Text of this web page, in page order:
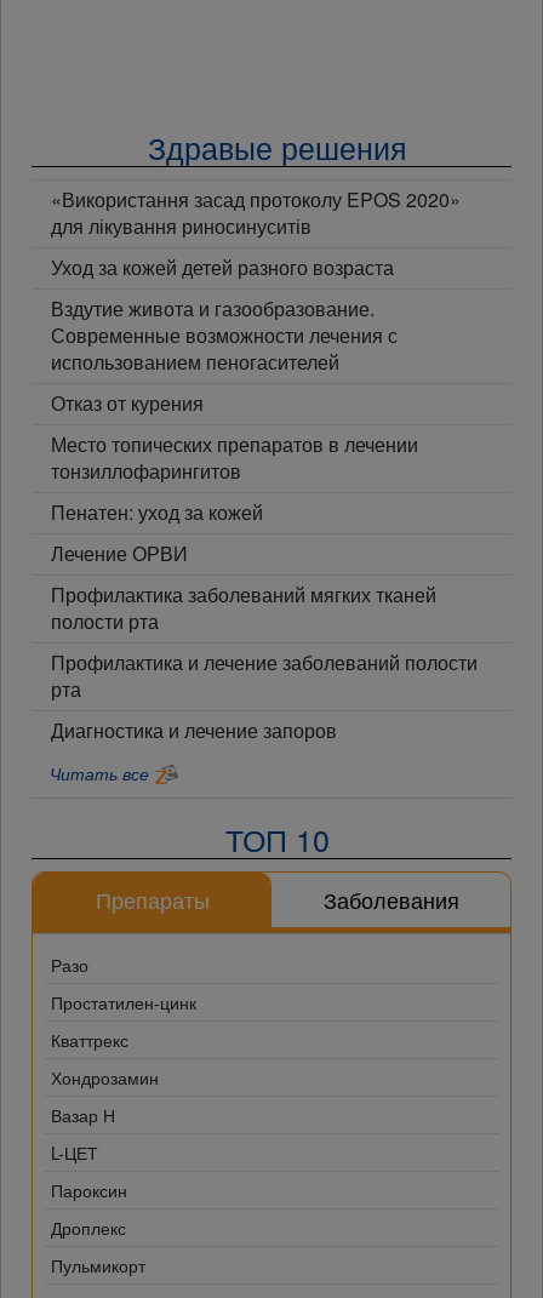
Здравые решения
«Використання засад протоколу EPOS 2020»
для лікування риносинуситів
Уход за кожей детей разного возраста
Вздутие живота и газообразование.
Современные возможности лечения с
использованием пеногасителей
Отказ от курения
Место топических препаратов в лечении
тонзиллофарингитов
Пенатен: уход за кожей
Лечение ОРВИ
Профилактика заболеваний мягких тканей
полости рта
Профилактика и лечение заболеваний полости
рта
Диагностика и лечение запоров
Читать все
ТОП 10
Препараты Заболевания
Разо
Простатилен-цинк
Кваттрекс
Хондрозамин
Вазар Н
L-ЦЕТ
Пароксин
Дроплекс
Пульмикорт